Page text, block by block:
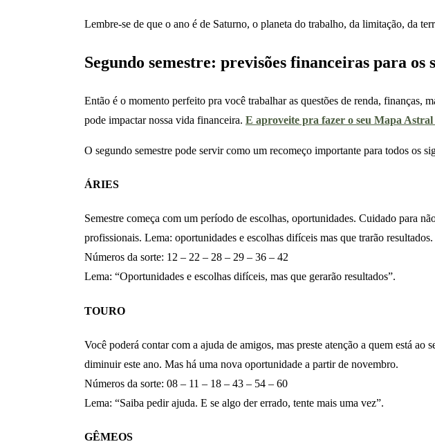
Lembre-se de que o ano é de Saturno, o planeta do trabalho, da limitação, da
Segundo semestre: previsões financeiras para os
Então é o momento perfeito pra você trabalhar as questões de renda, finanças,
pode impactar nossa vida financeira. E aproveite pra fazer o seu Mapa
O segundo semestre pode servir como um recomeço importante para todos os
ÁRIES
Semestre começa com um período de escolhas, oportunidades. Cuidado para
profissionais. Lema: oportunidades e escolhas difíceis mas que trarão resultados.
Números da sorte: 12 – 22 – 28 – 29 – 36 – 42
Lema: “Oportunidades e escolhas difíceis, mas que gerarão resultados”.
TOURO
Você poderá contar com a ajuda de amigos, mas preste atenção a quem está
diminuir este ano. Mas há uma nova oportunidade a partir de novembro.
Números da sorte: 08 – 11 – 18 – 43 – 54 – 60
Lema: “Saiba pedir ajuda. E se algo der errado, tente mais uma vez”.
GÊMEOS